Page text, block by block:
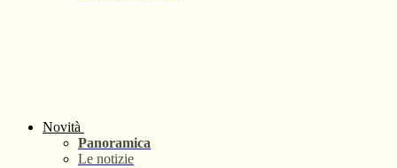
Novità
Panoramica
Le notizie